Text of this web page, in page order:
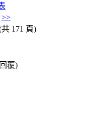
>>
共 171 頁)
覆)